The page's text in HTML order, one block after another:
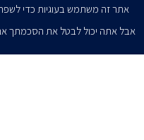
אני מאשר/ת בזאת להרצוג,
הודעות והזמנות לאירועים
אתר זה משתמש בעוגיות כדי
אבל אתה יכול לבטל את הסכמתך